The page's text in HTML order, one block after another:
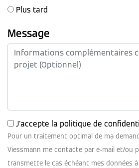
Plus tard
Message
J'accepte la politique de
Pour un traitement optimal de ma
Viessmann me contacte par e-mail et/ou
transmette le cas échéant mes données